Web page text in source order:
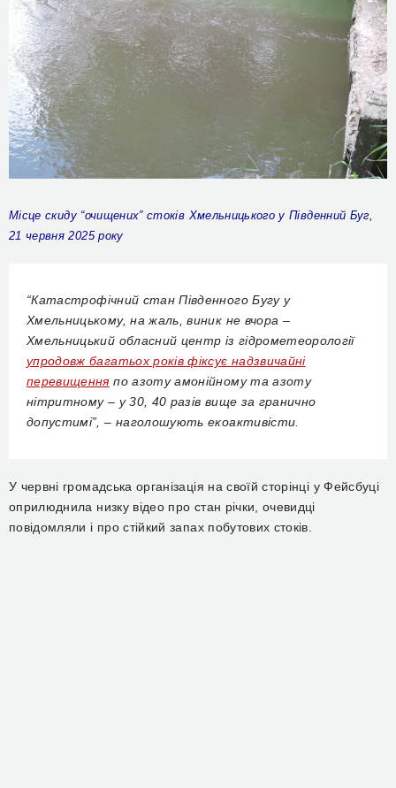
Місце скиду “очищених” стоків Хмельницького у Південний Буг,
21 червня 2025 року
“Катастрофічний стан Південного Бугу у
Хмельницькому, на жаль, виник не вчора –
Хмельницький обласний центр із гідрометеорології
упродовж багатьох років фіксує надзвичайні
перевищенняпо азоту амонійному та азоту
нітритному – у 30, 40 разів вище за гранично
допустимі”, – наголошують екоактивісти.
У червні громадська організація на своїй сторінці у Фейсбуці
оприлюднила низку відео про стан річки, очевидці
повідомляли і про стійкий запах побутових стоків.